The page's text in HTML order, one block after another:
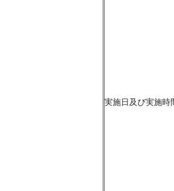
実施日及び実施時